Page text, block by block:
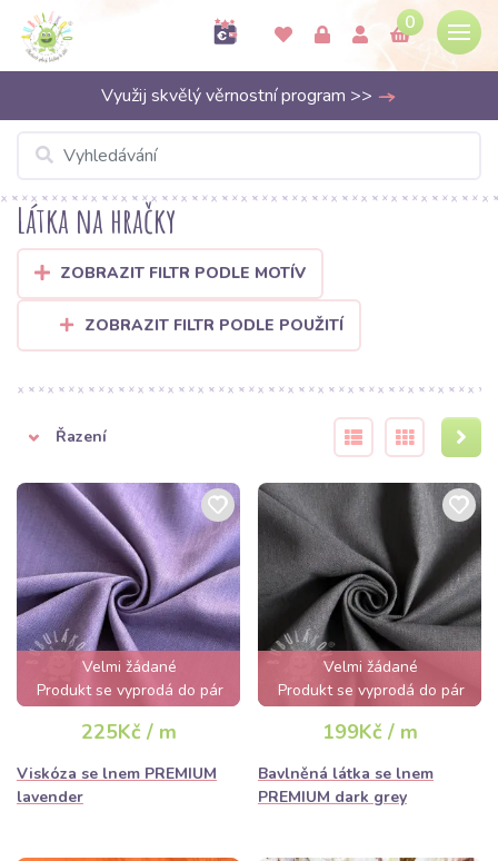
0
Využij skvělý věrnostní program >>
Látka na hračky
ZOBRAZIT FILTR PODLE MOTÍV
ZOBRAZIT FILTR PODLE POUŽITÍ
Řazení
Velmi žádané
Produkt se vyprodá do pár
hodin
225Kč / m
Viskóza se lnem PREMIUM
lavender
Velmi žádané
Produkt se vyprodá do pár
hodin
199Kč / m
Bavlněná látka se lnem
PREMIUM dark grey